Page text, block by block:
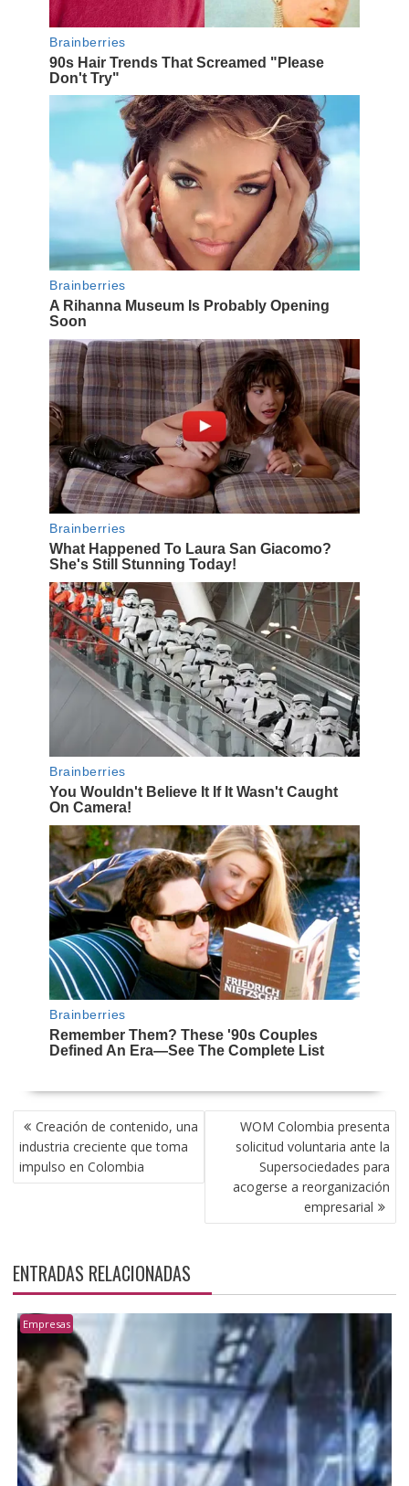
NAVEGACIÓN
DE
ENTRADAS
Creación de contenido, una
industria creciente que toma
impulso en Colombia
WOM Colombia presenta
solicitud voluntaria ante la
Supersociedades para
acogerse a reorganización
empresarial
ENTRADAS RELACIONADAS
Empresas